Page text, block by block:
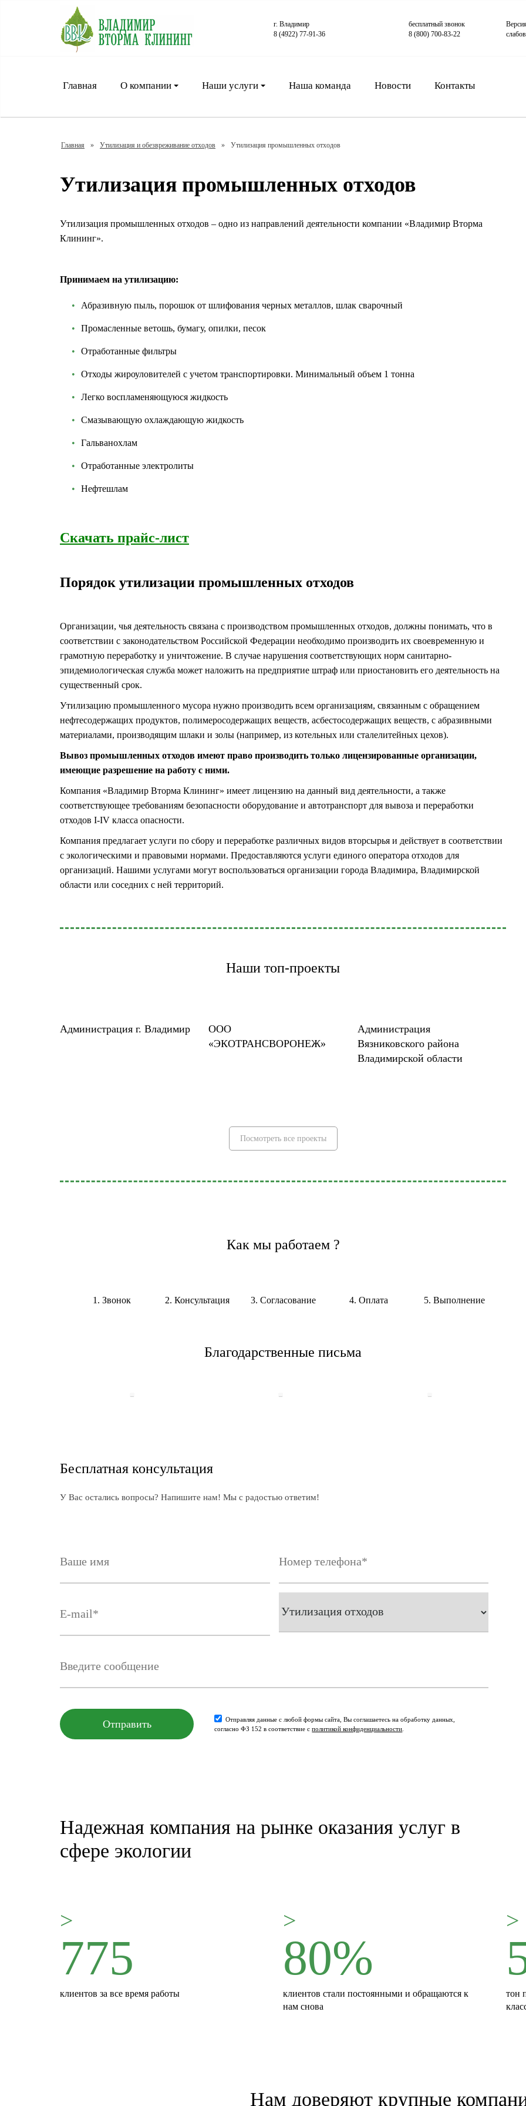
г. Владимир
8 (4922) 77-91-36
бесплатный звонок
8 (800) 700-83-22
Главная О компании Наши услуги Наша команда Новости Контакты
Главная » Утилизация и обезвреживание отходов » Утилизация промышленных отходов
Утилизация промышленных отходов
Утилизация промышленных отходов – одно из направлений деятельности компании «Владимир Вторма
Клининг».
Принимаем на утилизацию:
Абразивную пыль, порошок от шлифования черных металлов, шлак сварочный
Промасленные ветошь, бумагу, опилки, песок
Отработанные фильтры
Отходы жироуловителей с учетом транспортировки. Минимальный объем 1 тонна
Легко воспламеняющуюся жидкость
Смазывающую охлаждающую жидкость
Гальванохлам
Отработанные электролиты
Нефтешлам
Скачать прайс-лист
Порядок утилизации промышленных отходов
Организации, чья деятельность связана с производством промышленных отходов, должны понимать, что в
соответствии с законодательством Российской Федерации необходимо производить их своевременную и
грамотную переработку и уничтожение. В случае нарушения соответствующих норм санитарно-
эпидемиологическая служба может наложить на предприятие штраф или приостановить его деятельность на
существенный срок.
Утилизацию промышленного мусора нужно производить всем организациям, связанным с обращением
нефтесодержащих продуктов, полимеросодержащих веществ, асбестосодержащих веществ, с абразивными
материалами, производящим шлаки и золы (например, из котельных или сталелитейных цехов).
Вывоз промышленных отходов имеют право производить только лицензированные организации,
имеющие разрешение на работу с ними.
Компания «Владимир Вторма Клининг» имеет лицензию на данный вид деятельности, а также
соответствующее требованиям безопасности оборудование и автотранспорт для вывоза и переработки
отходов I-IV класса опасности.
Компания предлагает услуги по сбору и переработке различных видов вторсырья и действует в соответствии
с экологическими и правовыми нормами. Предоставляются услуги единого оператора отходов для
организаций. Нашими услугами могут воспользоваться организации города Владимира, Владимирской
области или соседних с ней территорий.
Наши топ-проекты
Администрация г. Владимир
ООО
«ЭКОТРАНСВОРОНЕЖ»
Администрация
Вязниковского района
Владимирской области
Посмотреть все проекты
Как мы работаем ?
1. Звонок 2. Консультация 3. Согласование 4. Оплата 5. Выполнение
Благодарственные письма
Бесплатная консультация
У Вас остались вопросы? Напишите нам! Мы с радостью ответим!
Отправляя данные с любой формы сайта, Вы соглашаетесь на обработку данных,
согласно ФЗ 152 в соответствие сполитикой конфиденциальности
Надежная компания на рынке оказания услуг в
сфере экологии
>
775
клиентов за все время работы
>
80%
клиентов стали постоянными и обращаются к
нам снова
>
тон
Нам доверяют крупные